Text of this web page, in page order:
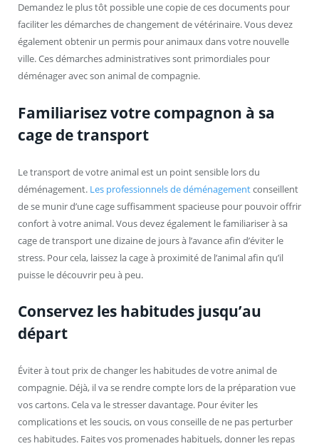
Demandez le plus tôt possible une copie de ces documents pour
faciliter les démarches de changement de vétérinaire. Vous devez
également obtenir un permis pour animaux dans votre nouvelle
ville. Ces démarches administratives sont primordiales pour
déménager avec son animal de compagnie.
Familiarisez votre compagnon à sa
cage de transport
Le transport de votre animal est un point sensible lors du
déménagement. Les professionnels de déménagementconseillent
de se munir d’une cage suffisamment spacieuse pour pouvoir offrir
confort à votre animal. Vous devez également le familiariser à sa
cage de transport une dizaine de jours à l’avance afin d’éviter le
stress. Pour cela, laissez la cage à proximité de l’animal afin qu’il
puisse le découvrir peu à peu.
Conservez les habitudes jusqu’au
départ
Éviter à tout prix de changer les habitudes de votre animal de
compagnie. Déjà, il va se rendre compte lors de la préparation vue
vos cartons. Cela va le stresser davantage. Pour éviter les
complications et les soucis, on vous conseille de ne pas perturber
ces habitudes. Faites vos promenades habituels, donner les repas